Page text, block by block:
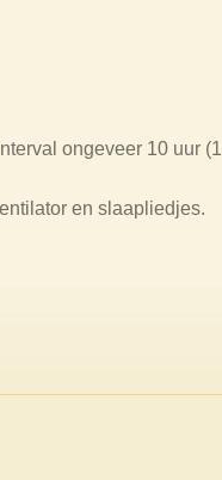
ongeveer 10 uur (1
en slaapliedjes.